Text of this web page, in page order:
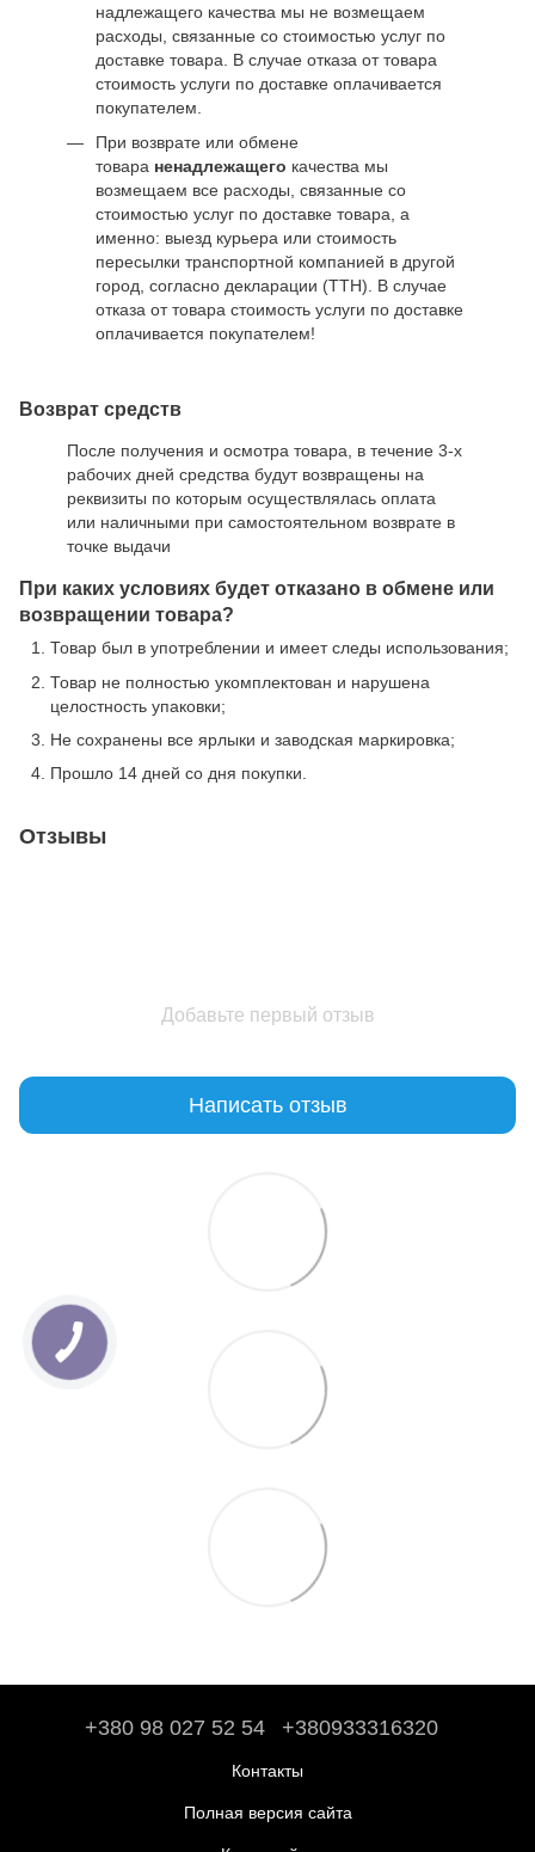
надлежащего качества мы не возмещаем
расходы, связанные со стоимостью услуг по
доставке товара. В случае отказа от товара
стоимость услуги по доставке оплачивается
покупателем.
При возврате или обмене
товара ненадлежащего качества мы
возмещаем все расходы, связанные со
стоимостью услуг по доставке товара, а
именно: выезд курьера или стоимость
пересылки транспортной компанией в другой
город, согласно декларации (ТТН). В случае
отказа от товара стоимость услуги по доставке
оплачивается покупателем!
Возврат средств
После получения и осмотра товара, в течение 3-х
рабочих дней средства будут возвращены на
реквизиты по которым осуществлялась оплата
или наличными при самостоятельном возврате в
точке выдачи
При каких условиях будет отказано в обмене или
возвращении товара?
Товар был в употреблении и имеет следы использования;
Товар не полностью укомплектован и нарушена
целостность упаковки;
Не сохранены все ярлыки и заводская маркировка;
Прошло 14 дней со дня покупки.
Отзывы
Добавьте первый отзыв
Написать отзыв
+380 98 027 52 54 +380933316320
Контакты
Полная версия сайта